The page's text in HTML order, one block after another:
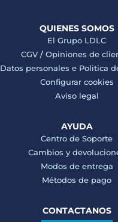
QUIENES SOMOS
El Grupo LDLC
CGV/ Opiniones de
Datos personales e Politica
Configurar cookies
Aviso legal
AYUDA
Centro de Soporte
Cambios y
Modos de entrega
Métodos de pago
CONTACTANOS